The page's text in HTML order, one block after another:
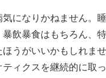
になりかねません。
飲暴食はもちろん、
うがいいかもしれませ
ィクスを継続的に取